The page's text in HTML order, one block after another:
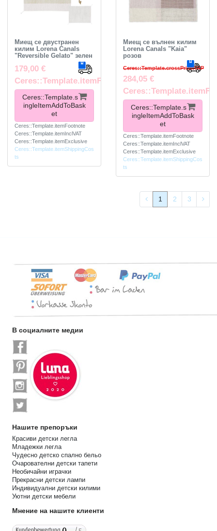
Миещ се двустранен
килим Lorena Canals
"Reversible Gelato" зелен
179,00 €
Ceres::Template.itemFootnote
Ceres::Template.s
ingleItemAddToBask
et
Ceres::Template.itemFootnote
Ceres::Template.itemInclVAT
Ceres::Template.itemExclusive
Ceres::Template.itemShippingCos
ts
Миещ се вълнен килим
Lorena Canals "Kaia"
розов
Ceres::Template.crossPriceRRP
284,05 €
Ceres::Template.s
ingleItemAddToBask
et
Ceres::Template.itemFootnote
Ceres::Template.itemInclVAT
Ceres::Template.itemExclusive
Ceres::Template.itemShippingCos
ts
1 2 3
В социалните медии
Нашите препоръки
Красиви детски легла
Младежки легла
Чудесно детско спално бельо
Очарователни детски тапети
Необичайни играчки
Прекрасни детски лампи
Индивидуални детски килими
Уютни детски мебели
Мнение на нашите клиенти